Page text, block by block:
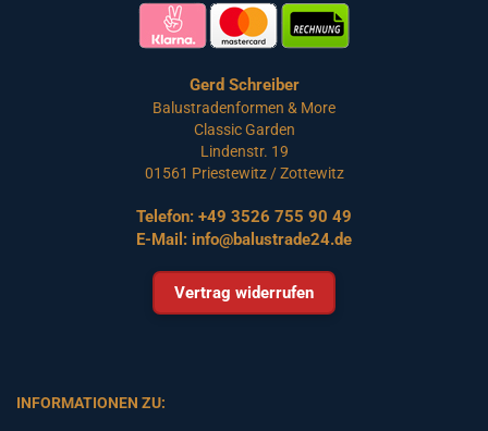
Gerd Schreiber
Balustradenformen & More
Classic Garden
Lindenstr. 19
01561 Priestewitz / Zottewitz
Telefon: +49 3526 755 90 49
E-Mail: info@balustrade24.de
Vertrag widerrufen
INFORMATIONEN ZU: